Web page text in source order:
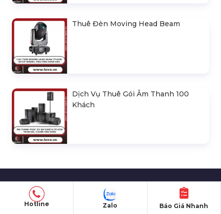
Thuê Đèn Moving Head Beam
Dịch Vụ Thuê Gói Âm Thanh 100
Khách
ĐỊA CHỈ VĂN PHÒNG
Hotline Báo Giá Nhanh
Zalo